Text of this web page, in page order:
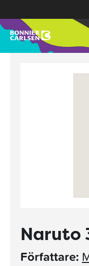
Naruto
Författare: